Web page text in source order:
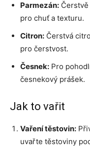
Parmezán:
pro chuť a texturu.
Citron: Čerstvá
pro čerstvost.
Česnek: Pro
česnekový prášek.
Jak to vařit
Vaření těstovin:
uvařte těstoviny